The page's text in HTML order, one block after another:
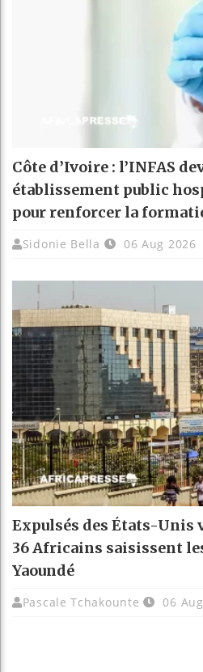
Côte d’Ivoire : l’INFAS
établissement public
pour renforcer la
Sidonie Bella 06 Aug 2026
Expulsés des États-Unis
36 Africains saisissent
Yaoundé
Pascale Tchakounte 06